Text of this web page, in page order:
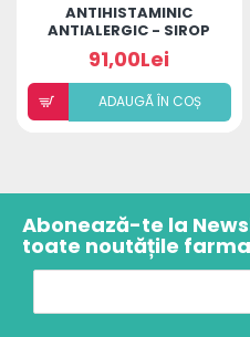
ANTIHISTAMINIC
ANTIALERGIC - SIROP
91,00Lei
ADAUGÃ ÎN COȘ
Abonează-te la
toate noutățile